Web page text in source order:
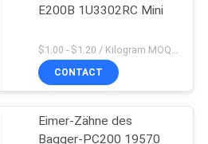
E200B 1U3302RC Mini
$1.00 - $1.20 / Kilogram MOQ:100 Kilogramm/Kilogramm
CONTACT
Eimer-Zähne des
Bagger-PC200 19570